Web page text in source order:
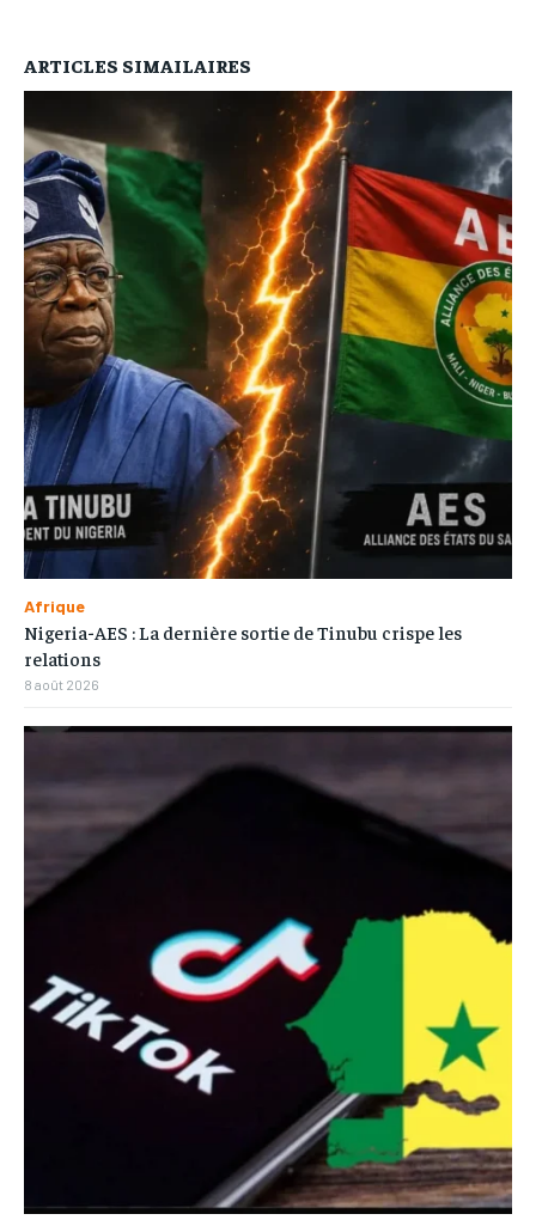
ARTICLES SIMAILAIRES
Afrique
Nigeria-AES : La dernière sortie de Tinubu crispe les
relations
8 août 2026